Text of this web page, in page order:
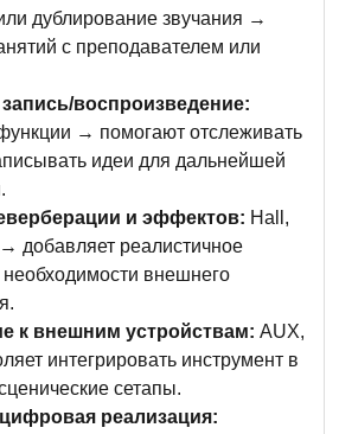
дублирование звучания →
с преподавателем или
воспроизведение:
→ помогают отслеживать
идеи для дальнейшей
и эффектов: Hall,
добавляет реалистичное
необходимости внешнего
к внешним устройствам: AUX,
интегрировать инструмент в
сетапы.
реализация: